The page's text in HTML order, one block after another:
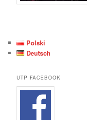
Polski
Deutsch
UTP FACEBOOK